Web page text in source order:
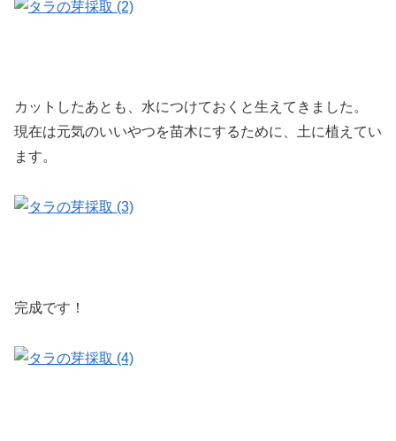
カットしたあとも、水につけておくと生えてきました。
現在は元気のいいやつを苗木にするために、土に植えてい
ます。
完成です！